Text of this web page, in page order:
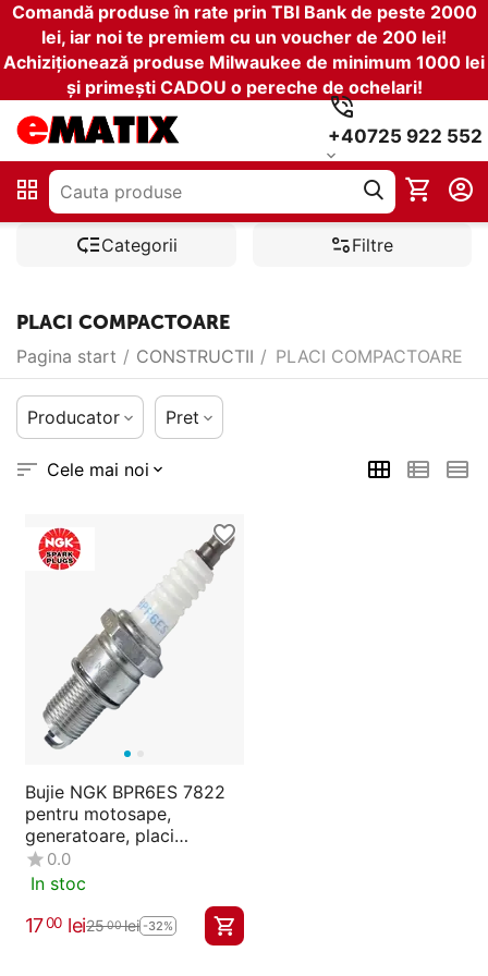
Comandă produse în rate prin TBI Bank de peste 2000
lei, iar noi te premiem cu un voucher de 200 lei!
Achiziționează produse Milwaukee de minimum 1000 lei
și primești CADOU o pereche de ochelari!
+40725 922 552
Categorii Filtre
PLACI COMPACTOARE
Pagina start / CONSTRUCTII / PLACI COMPACTOARE
Producator Pret
Cele mai noi
Bujie NGK BPR6ES 7822
pentru motosape,
generatoare, placi
compactoare si masini de
tuns gazon
0.0
In stoc
1700 lei2500lei -32%